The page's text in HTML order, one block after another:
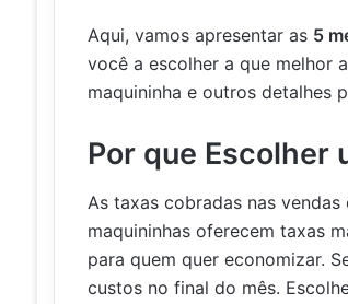
Aqui, vamos apresentar as 5
você a escolher a que melhor
maquininha e outros detalhes
Por que Escolher
As taxas cobradas nas
maquininhas oferecem taxas
para quem quer economizar.
custos no final do mês.